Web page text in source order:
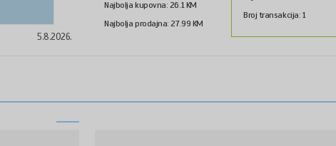
5.8.2026.
Najbolja kupovna: 26.1KM
Najbolja prodajna:27.99 KM
Broj transakcija: 1